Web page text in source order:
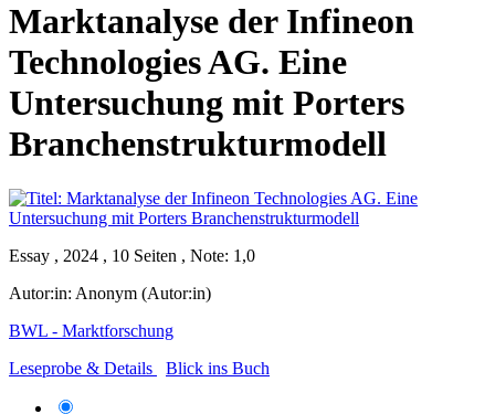
Marktanalyse der Infineon
Technologies AG. Eine
Untersuchung mit Porters
Branchenstrukturmodell
Essay , 2024 , 10 Seiten , Note: 1,0
Autor:in: Anonym (Autor:in)
BWL - Marktforschung
Leseprobe & Details
Blick ins Buch